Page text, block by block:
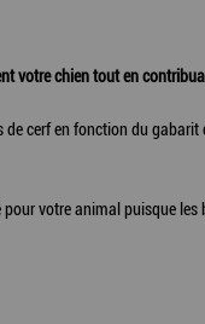
votre chien tout en
cerf en fonction du gabarit
votre animal puisque les